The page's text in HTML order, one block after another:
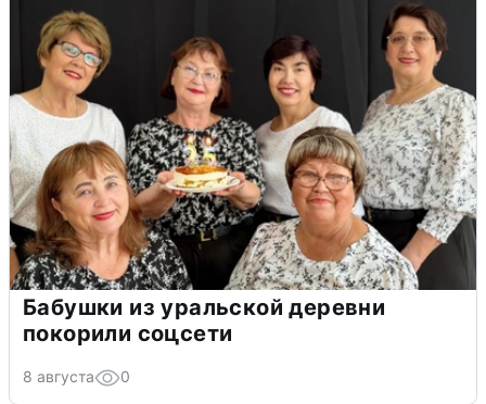
Бабушки из уральской деревни
покорили соцсети
8 августа 0